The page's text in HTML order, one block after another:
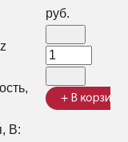
В:
руб.